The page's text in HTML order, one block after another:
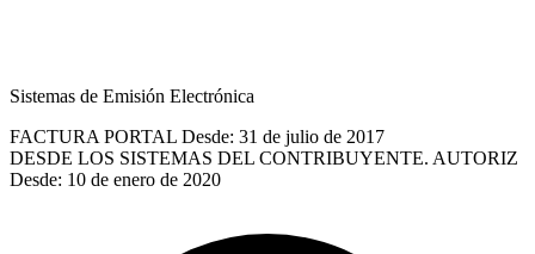
Sistemas de Emisión Electrónica
FACTURA PORTAL Desde: 31 de julio de 2017
DESDE LOS SISTEMAS DEL CONTRIBUYENTE. AUTORIZ
Desde: 10 de enero de 2020